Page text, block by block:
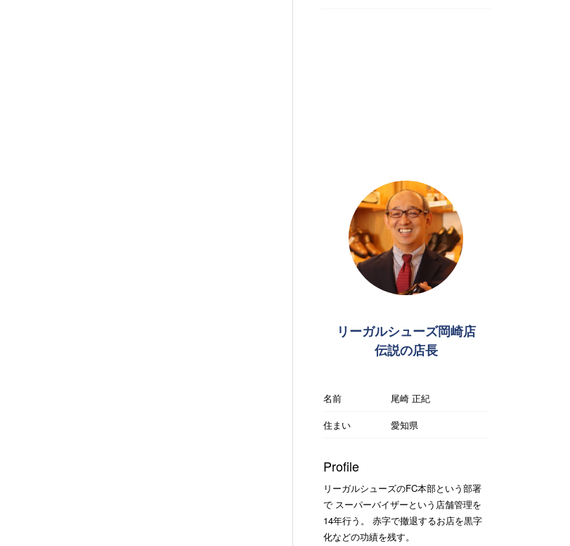
リーガルシューズ岡崎店
伝説の店長
名前
尾崎 正紀
住まい
愛知県
Profile
リーガルシューズのFC本部という部署
で スーパーバイザーという店舗管理を
14年行う。 赤字で撤退するお店を黒字
化などの功績を残す。